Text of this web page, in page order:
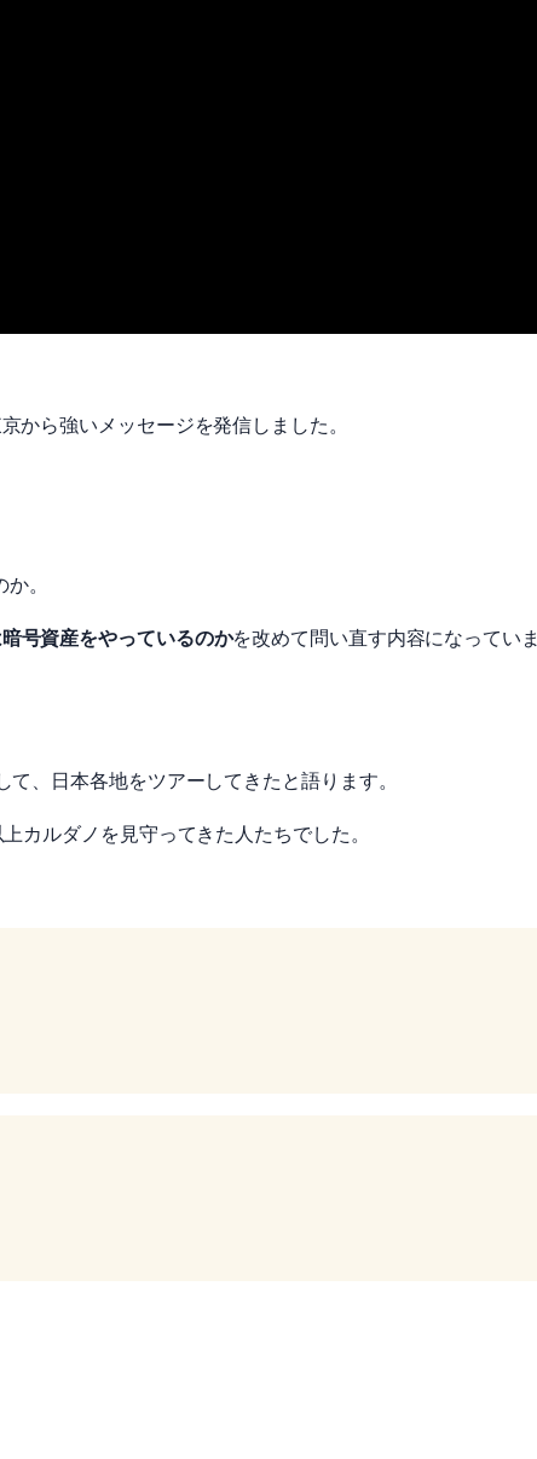
から強いメッセージを発信しました。
。
号資産をやっているのかを改めて問い直す内容になっていま
、日本各地をツアーしてきたと語ります。
カルダノを見守ってきた人たちでした。